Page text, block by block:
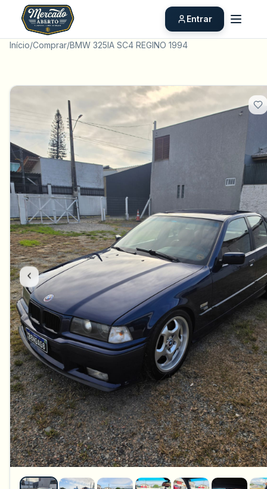
Entrar
Início/Comprar/BMW 325IA SC4 REGINO 1994